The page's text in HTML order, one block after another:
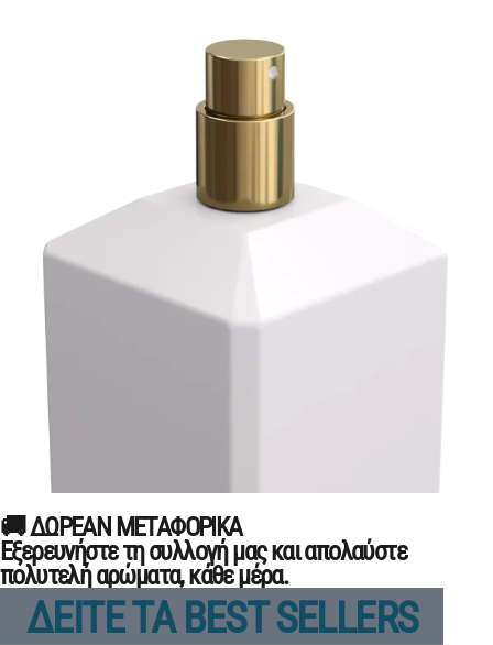
🚚 ΔΩΡΕΑΝ ΜΕΤΑΦΟΡΙΚΑ
Εξερευνήστε τη συλλογή μας και απολαύστε
πολυτελή αρώματα, κάθε μέρα.
ΔΕΙΤΕ ΤΑ BEST SELLERS